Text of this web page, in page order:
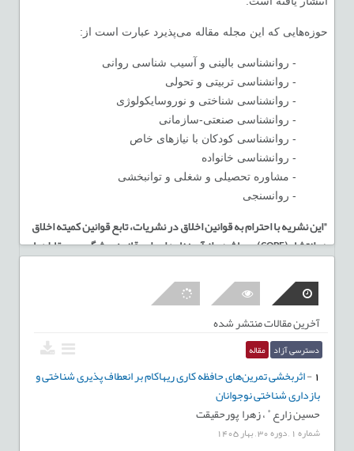
حوزه‌هایی که این مجله مقاله می‌پذیرد عبارت است از:
- روانشناسی بالینی و آسیب شناسی روانی
- روانشناسی تربیتی و تحولی
- روانشناسی شناختی و نوروسایکولوژی
- روانشناسی صنعتی-سازمانی
- روانشناسی کودکان با نیازهای خاص
- روانشناسی خانواده
- مشاوره تحصیلی و شغلی و توانبخشی
- روانسنجی
"این نشریه با احترام به قوانین اخلاق در نشریات، تابع قوانین کمیته اخلاق
در انتشار(
COPE
)می‌باشد و از آیین‌نامه اجرایی قانون پیشگیری و مقابله با
قابل توجه همکاران گرامی و دانشجویان عزیز
1405) به بعد برای چاپ مقاله، مبلغ 28 میلیون ریال از نویسندگان دریافت
نماید.
شماره حساب مجله:
شماره شبا: IR93 0690 0185 0120 1690 5840 01
آخرین مقالات منتشر شده
دسترسی آزاد مقاله
-اثربخشی تمرین‌های حافظه کاری ریهاکام بر انعطاف پذیری شناختی و
بازداری شناختی نوجوانان
حسین زارع ،زهرا پورحقیقت
شماره1 دوره30
,بهار1405